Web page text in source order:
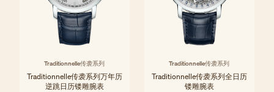
Traditionnelle传袭系列
Traditionnelle传袭系列万年历
逆跳日历镂雕腕表
Traditionnelle传袭系列
Traditionnelle传袭系列全日历
镂雕腕表